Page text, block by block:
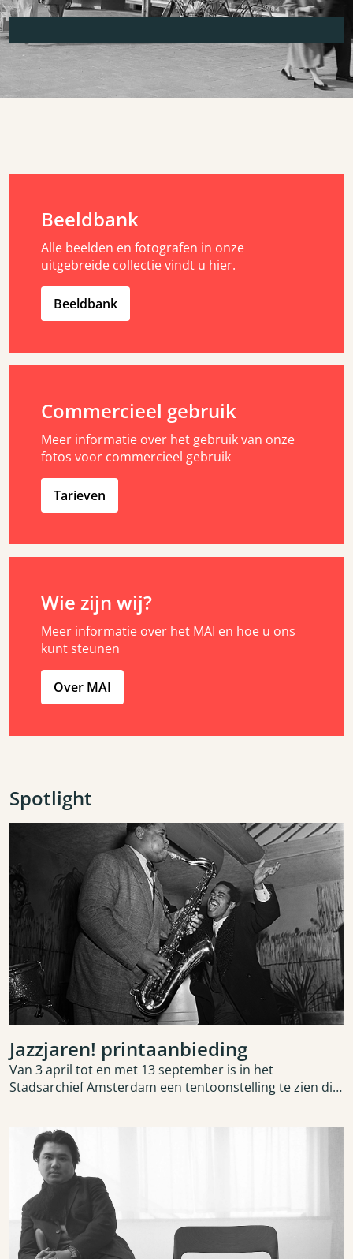
Beeldbank
Alle beelden en fotografen in onze
uitgebreide collectie vindt u hier.
Beeldbank
Commercieel gebruik
Meer informatie over het gebruik van onze
fotos voor commercieel gebruik
Tarieven
Wie zijn wij?
Meer informatie over het MAI en hoe u ons
kunt steunen
Over MAI
Spotlight
Jazzjaren! printaanbieding
Van 3 april tot en met 13 september is in het
Stadsarchief Amsterdam een tentoonstelling te zien die
hier voor meer informatie.